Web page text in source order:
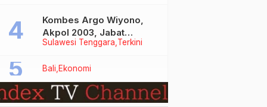
Bersubsidi Jenis Solar
Sulawesi Tenggara Terkini
Kombes Argo Wiyono,
Akpol 2003, Jabat
Dirlantas Polda Sultra
Bali Ekonomi